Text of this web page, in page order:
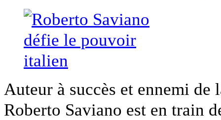
Auteur à succès et ennemi
Roberto Saviano est en train